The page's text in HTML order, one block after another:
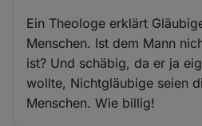
Ein Theologe erklärt
Menschen. Ist dem Mann
ist? Und schäbig, da er ja
wollte, Nichtgläubige seien
Menschen. Wie billig!